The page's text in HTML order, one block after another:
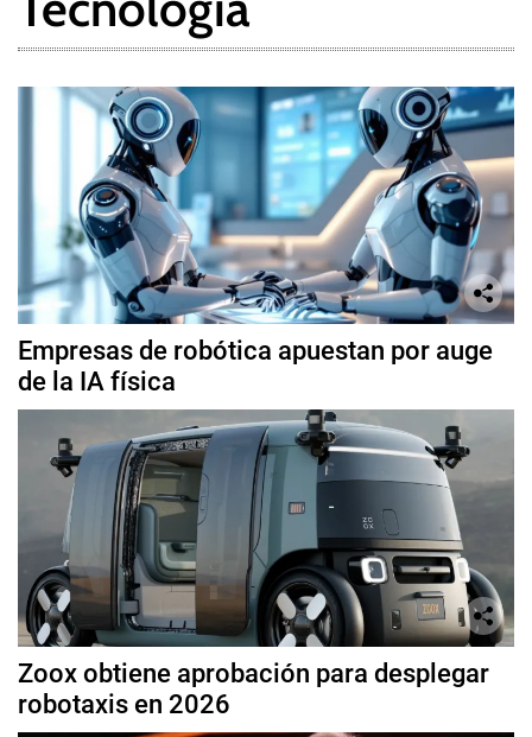
Empresas de robótica apuestan por auge
de la IA física
Zoox obtiene aprobación para desplegar
robotaxis en 2026